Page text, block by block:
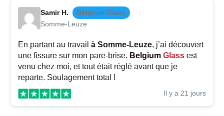
Samir H.
Belgium Glass
Somme-Leuze
En partant au travail à Somme-Leuze, j’ai découvert
une fissure sur mon pare-brise. Belgium Glass est
venu chez moi, et tout était réglé avant que je
reparte. Soulagement total !
Il y a 21 jours